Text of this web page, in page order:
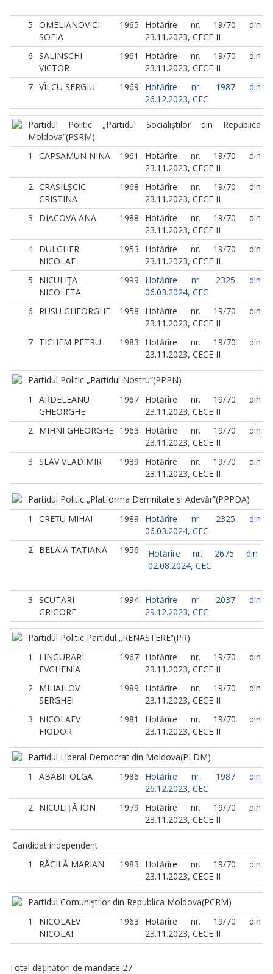
5 OMELIANOVICI
SOFIA
1965
Hotărîre nr. 19/70 din
23.11.2023, CECE II
6 SALINSCHI
VICTOR
1961
Hotărîre nr. 19/70 din
23.11.2023, CECE II
7 VÎLCU SERGIU 1969
Hotărîre nr. 1987 din
26.12.2023, CEC
Partidul Politic „Partidul Socialiştilor din Republica
Moldova”(PSRM)
1
CAPSAMUN NINA 1961
Hotărîre nr. 19/70 din
23.11.2023, CECE II
2 CRASILȘCIC
CRISTINA
1968
Hotărîre nr. 19/70 din
23.11.2023, CECE II
3
DIACOVA ANA 1988
Hotărîre nr. 19/70 din
23.11.2023, CECE II
4 DULGHER
NICOLAE
1953
Hotărîre nr. 19/70 din
23.11.2023, CECE II
5
NICULIŢA
NICOLETA
1999
Hotărîre nr. 2325 din
06.03.2024, CEC
6
RUSU GHEORGHE 1958
Hotărîre nr. 19/70 din
23.11.2023, CECE II
7 TICHEM PETRU 1983
Hotărîre nr. 19/70 din
23.11.2023, CECE II
Partidul Politic „Partidul Nostru”(PPPN)
1
ARDELEANU
GHEORGHE
1967 Hotărîre nr. 19/70 din
23.11.2023, CECE II
2 MIHNI GHEORGHE 1963
Hotărîre nr. 19/70 din
23.11.2023, CECE II
3 SLAV VLADIMIR 1989
Hotărîre nr. 19/70 din
23.11.2023, CECE II
Partidul Politic „Platforma Demnitate și Adevăr”(PPPDA)
1
CREȚU MIHAI 1989
Hotărîre nr. 2325 din
06.03.2024, CEC
2 BELAIA TATIANA 1956
Hotărîre nr. 2675 din
02.08.2024, CEC
3 SCUTARI
GRIGORE
1994 Hotărîre nr. 2037 din
29.12.2023, CEC
Partidul Politic Partidul „RENAȘTERE”(PR)
1
LINGURARI
EVGHENIA
1967 Hotărîre nr. 19/70 din
23.11.2023, CECE II
2 MIHAILOV
SERGHEI
1989
Hotărîre nr. 19/70 din
23.11.2023, CECE II
3
NICOLAEV
FIODOR
1981
Hotărîre nr. 19/70 din
23.11.2023, CECE II
Partidul Liberal Democrat din Moldova(PLDM)
1
ABABII OLGA 1986
Hotărîre nr. 1987 din
26.12.2023, CEC
2 NICULIȚĂ ION 1979
Hotărîre nr. 19/70 din
23.11.2023, CECE II
Candidat independent
1
RĂCILĂ MARIAN 1983
Hotărîre nr. 19/70 din
23.11.2023, CECE II
Partidul Comuniştilor din Republica Moldova(PCRM)
1
NICOLAEV
NICOLAI
1963
Hotărîre nr. 19/70 din
23.11.2023, CECE II
Total deținători de mandate 27